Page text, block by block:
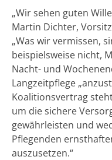
„Wir sehen guten
Martin Dichter,
„Was wir vermissen,
beispielsweise nicht,
Nacht- und
Langzeitpflege
Koalitionsvertrag
um die sichere
gewährleisten und
Pflegenden
auszusetzen.“